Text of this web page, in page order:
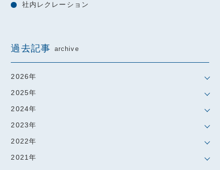
社内レクレーション
過去記事 archive
2026年
2025年
2024年
2023年
2022年
2021年